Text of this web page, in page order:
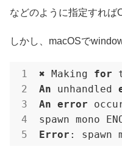
などのように指定すれば
しかし、macOSで
✖ Making for
An unhandled
An error
Error : spawn